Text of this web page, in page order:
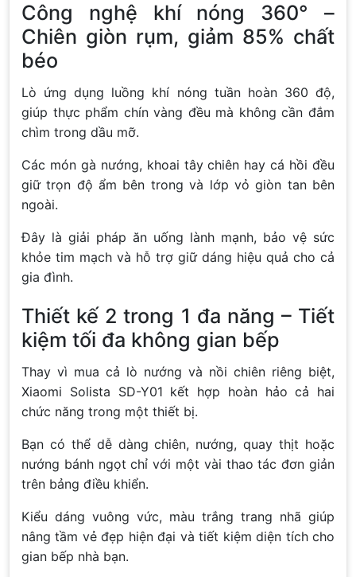
Công nghệ khí nóng 360° –
Chiên giòn rụm, giảm 85% chất
béo
Lò ứng dụng luồng khí nóng tuần hoàn 360 độ,
giúp thực phẩm chín vàng đều mà không cần đắm
chìm trong dầu mỡ.
Các món gà nướng, khoai tây chiên hay cá hồi đều
giữ trọn độ ẩm bên trong và lớp vỏ giòn tan bên
ngoài.
Đây là giải pháp ăn uống lành mạnh, bảo vệ sức
khỏe tim mạch và hỗ trợ giữ dáng hiệu quả cho cả
gia đình.
Thiết kế 2 trong 1 đa năng – Tiết
kiệm tối đa không gian bếp
Thay vì mua cả lò nướng và nồi chiên riêng biệt,
Xiaomi Solista SD-Y01 kết hợp hoàn hảo cả hai
chức năng trong một thiết bị.
Bạn có thể dễ dàng chiên, nướng, quay thịt hoặc
nướng bánh ngọt chỉ với một vài thao tác đơn giản
trên bảng điều khiển.
Kiểu dáng vuông vức, màu trắng trang nhã giúp
nâng tầm vẻ đẹp hiện đại và tiết kiệm diện tích cho
gian bếp nhà bạn.